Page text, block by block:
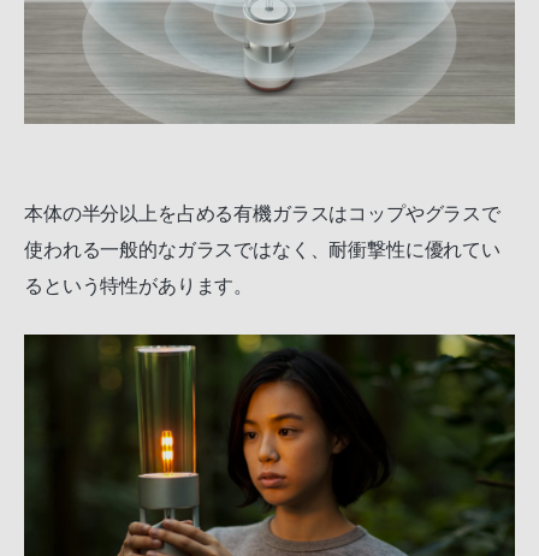
本体の半分以上を占める有機ガラスはコップやグラスで
使われる一般的なガラスではなく、耐衝撃性に優れてい
るという特性があります。